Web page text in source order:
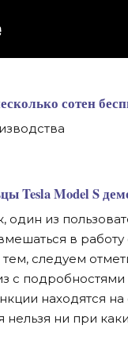
сотен
Tesla Model S
один из
в
следуем
с
находятся на
ни при